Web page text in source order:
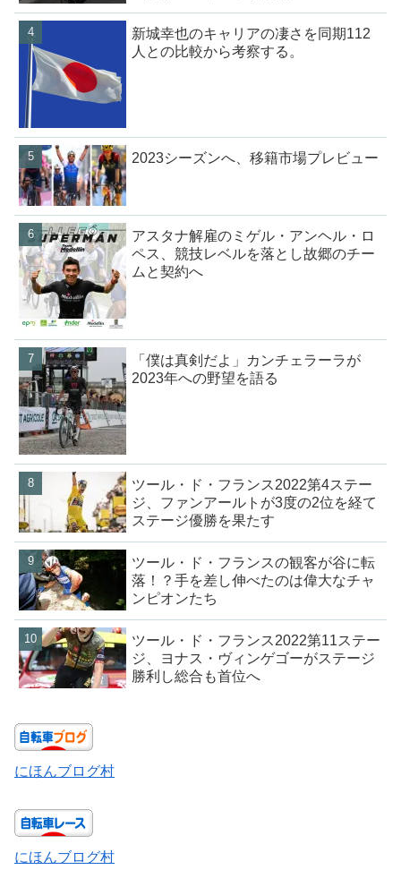
新城幸也のキャリアの凄さを同期112
人との比較から考察する。
2023シーズンへ、移籍市場プレビュー
アスタナ解雇のミゲル・アンヘル・ロ
ペス、競技レベルを落とし故郷のチー
ムと契約へ
「僕は真剣だよ」カンチェラーラが
2023年への野望を語る
ツール・ド・フランス2022第4ステー
ジ、ファンアールトが3度の2位を経て
ステージ優勝を果たす
ツール・ド・フランスの観客が谷に転
落！？手を差し伸べたのは偉大なチャ
ンピオンたち
ツール・ド・フランス2022第11ステー
ジ、ヨナス・ヴィンゲゴーがステージ
勝利し総合も首位へ
にほんブログ村
にほんブログ村